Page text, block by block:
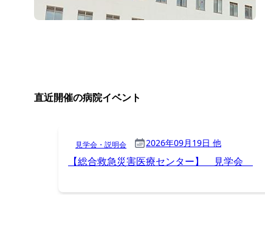
直近開催の病院イベント
見学会・説明会 2026年09月19日 他
【総合救急災害医療センター】 見学会